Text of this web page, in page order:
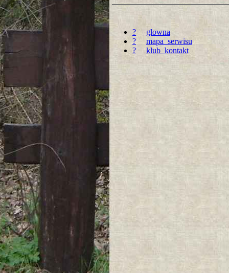
?
glowna
?
mapa_serwisu
?
klub_kontakt